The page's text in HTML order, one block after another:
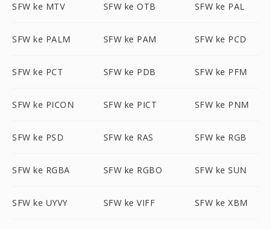
SFW ke MTV SFW ke OTB SFW ke PAL
SFW ke PALM SFW ke PAM SFW ke PCD
SFW ke PCT SFW ke PDB SFW ke PFM
SFW ke PICON SFW ke PICT SFW ke PNM
SFW ke PSD SFW ke RAS SFW ke RGB
SFW ke RGBA SFW ke RGBO SFW ke SUN
SFW ke UYVY SFW ke VIFF SFW ke XBM